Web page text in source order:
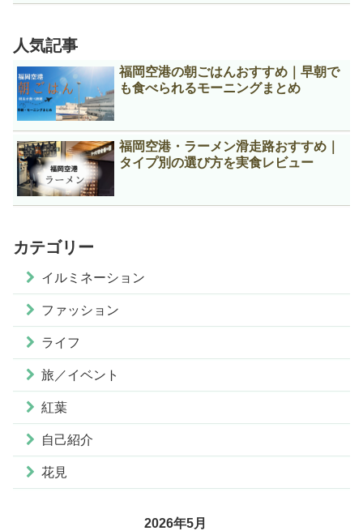
人気記事
福岡空港の朝ごはんおすすめ｜早朝で
も食べられるモーニングまとめ
福岡空港・ラーメン滑走路おすすめ｜
タイプ別の選び方を実食レビュー
カテゴリー
イルミネーション
ファッション
ライフ
旅／イベント
紅葉
自己紹介
花見
2026年5月